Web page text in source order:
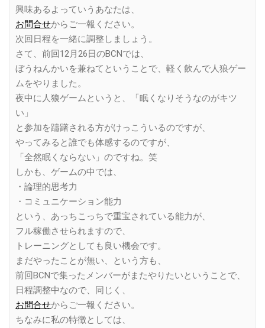
興味あるよっていうあなたは、
お問合せからご一報ください。
次回日程を一緒に調整しましょう。
さて、前回12月26日のBCNでは、
ぼうねんかいを兼ねてということで、軽く飲んで人狼ゲー
ムをやりました。
夜中に人狼ゲームというと、「眠くなりそうなのがキツ
い」
と参加を躊躇される方がけっこういるのですが、
やってみると誰でも体感するのですが、
「全然眠くならない」のですね。笑
しかも、ゲームの中では、
・論理的思考力
・コミュニケーション能力
という、あっちこっちで重宝されている能力が、
フル稼働させられますので、
トレーニングとしても良い機会です。
まだやったことが無い、という方も、
前回BCNで集ったメンバーがまたやりたいということで、
日程調整中なので、同じく、
お問合せからご一報ください。
ちなみに私の特徴としては、